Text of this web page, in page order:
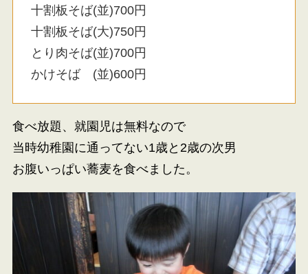
十割板そば(並)700円
十割板そば(大)750円
とり肉そば(並)700円
かけそば (並)600円
食べ放題、就園児は無料なので
当時幼稚園に通ってない1歳と2歳の次男
お腹いっぱい蕎麦を食べました。